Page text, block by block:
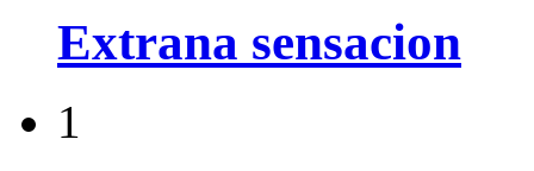
Extrana sensacion
1